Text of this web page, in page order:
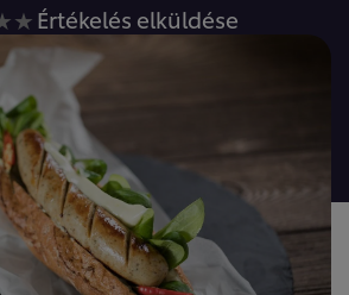
Nem
küldtek
be
értékelést
ehhez
a(z)
recipe
elemhez
Értékelés elküldése